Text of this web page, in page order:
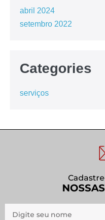
abril 2024
setembro 2022
Categories
serviços